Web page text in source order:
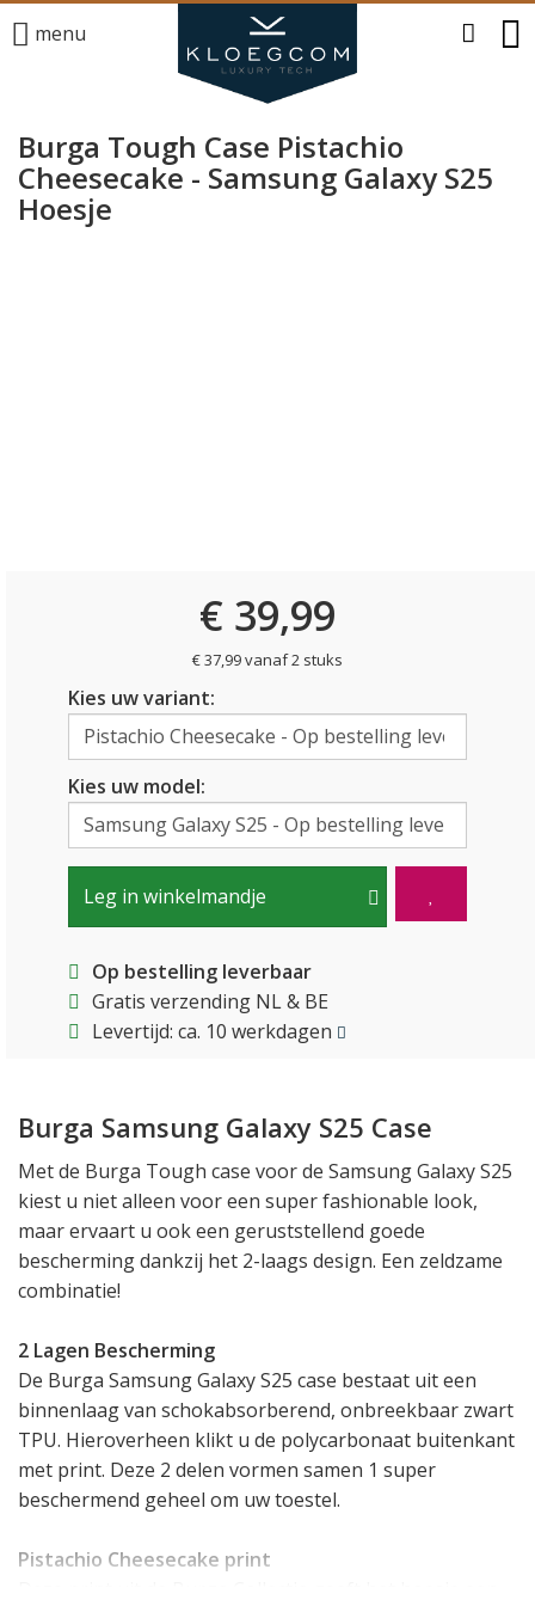
menu
Burga Tough Case Pistachio
Cheesecake - Samsung Galaxy S25
Hoesje
€ 39,99
€ 37,99 vanaf 2 stuks
Kies uw variant:
Kies uw model:
Leg in winkelmandje
Op bestelling leverbaar
Gratis verzending NL & BE
Levertijd: ca. 10 werkdagen
Burga Samsung Galaxy S25 Case
Met de Burga Tough case voor de Samsung Galaxy S25
kiest u niet alleen voor een super fashionable look,
maar ervaart u ook een geruststellend goede
bescherming dankzij het 2-laags design. Een zeldzame
combinatie!
2 Lagen Bescherming
De Burga Samsung Galaxy S25 case bestaat uit een
binnenlaag van schokabsorberend, onbreekbaar zwart
TPU. Hieroverheen klikt u de polycarbonaat buitenkant
met print. Deze 2 delen vormen samen 1 super
beschermend geheel om uw toestel.
Pistachio Cheesecake print